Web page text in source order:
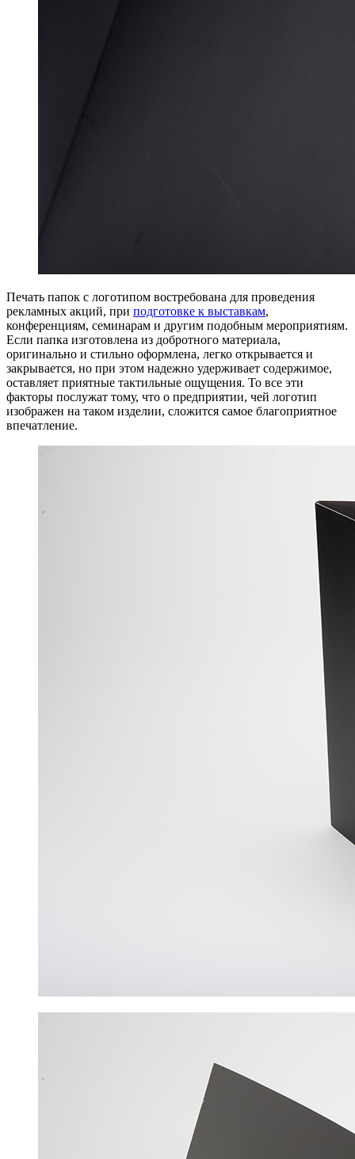
Печать папок с логотипом востребована для проведения
рекламных акций, при подготовке к выставкам,
конференциям, семинарам и другим подобным мероприятиям.
Если папка изготовлена из добротного материала,
оригинально и стильно оформлена, легко открывается и
закрывается, но при этом надежно удерживает содержимое,
оставляет приятные тактильные ощущения. То все эти
факторы послужат тому, что о предприятии, чей логотип
изображен на таком изделии, сложится самое благоприятное
впечатление.